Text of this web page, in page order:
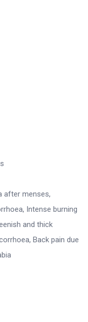
after menses,
Intense burning
and thick
Back pain due